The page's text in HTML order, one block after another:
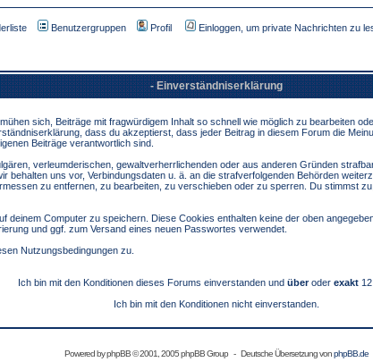
Benutzergruppen Profil Einloggen, um private Nachrichten zu
- Einverständniserklärung
sich, Beiträge mit fragwürdigem Inhalt so schnell wie möglich zu bearbeiten
dass du akzeptierst, dass jeder Beitrag in diesem Forum die
Beiträge verantwortlich sind.
verleumderischen, gewaltverherrlichenden oder aus anderen Gründen
behalten uns vor, Verbindungsdaten u. ä. an die strafverfolgenden Behörden
zu entfernen, zu bearbeiten, zu verschieben oder zu sperren. Du stimmst
deinem Computer zu speichern. Diese Cookies enthalten keine der oben
und ggf. zum Versand eines neuen Passwortes verwendet.
Nutzungsbedingungen zu.
Ich bin mit den Konditionen dieses Forums einverstanden und überoder exakt
Ich bin mit den Konditionen nicht einverstanden.
Powered byphpBB© 2001, 2005 phpBB Group - Deutsche Übersetzung vonphpBB.de